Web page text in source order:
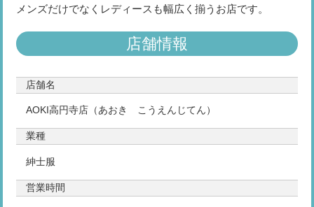
メンズだけでなくレディースも幅広く揃うお店です。
店舗情報
店舗名
AOKI高円寺店（あおき こうえんじてん）
業種
紳士服
営業時間